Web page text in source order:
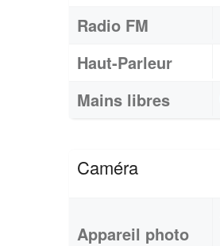
Radio FM
Haut-Parleur
Mains libres
Caméra
Appareil photo